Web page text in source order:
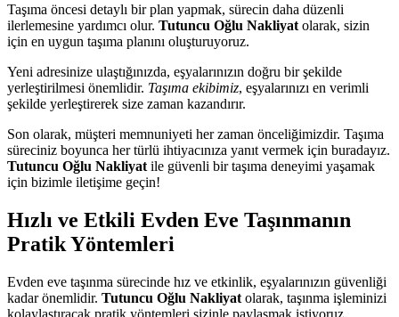
Taşıma öncesi detaylı bir plan yapmak, sürecin daha düzenli
ilerlemesine yardımcı olur. Tutuncu Oğlu Nakliyat olarak, sizin
için en uygun taşıma planını oluşturuyoruz.
Yeni adresinize ulaştığınızda, eşyalarınızın doğru bir şekilde
yerleştirilmesi önemlidir. Taşıma ekibimiz, eşyalarınızı en verimli
şekilde yerleştirerek size zaman kazandırır.
Son olarak, müşteri memnuniyeti her zaman önceliğimizdir. Taşıma
süreciniz boyunca her türlü ihtiyacınıza yanıt vermek için buradayız.
Tutuncu Oğlu Nakliyat ile güvenli bir taşıma deneyimi yaşamak
için bizimle iletişime geçin!
Hızlı ve Etkili Evden Eve Taşınmanın
Pratik Yöntemleri
Evden eve taşınma sürecinde hız ve etkinlik, eşyalarınızın güvenliği
kadar önemlidir. Tutuncu Oğlu Nakliyat olarak, taşınma işleminizi
kolaylaştıracak pratik yöntemleri sizinle paylaşmak istiyoruz.